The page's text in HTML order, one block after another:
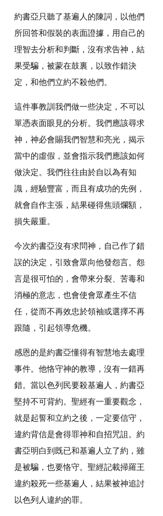
約書亞只聽了基遍人的陳詞，以他們
所回答和假裝的表面證據，用自己的
理智去分析和判斷，沒有求告神，結
果受騙，被蒙在鼓裏，以致作錯決
定，和他們立約不殺他們。
這件事教訓我們做一些決定，不可以
單憑表面眼見的分析。我們應該尋求
神，神必會賜我們智慧和亮光，揭示
當中的虛假，並會指示我們應該如何
做決定。我們往往由於自以為有知
識，經驗豐富，而且有成功的先例，
就會自作主張，結果碰得焦頭爛額，
損失嚴重。
今次約書亞沒有求問神，自己作了錯
誤的決定，引致會眾向他發怨言。怨
言是很可怕的，會帶來分裂、苦毒和
消極的意志，也會使會眾產生不信
任，從而不再效忠於領袖或選擇不再
跟隨，引起領導危機。
感恩的是約書亞懂得有智慧地去處理
事件。他恪守神的教導，沒有一錯再
錯。當以色列民要殺基遍人，約書亞
堅持不可背約。聖經有一重要觀念，
就是起誓和立約之後，一定要信守，
違約背信是會得罪神和自招咒詛。約
書亞明白到既已和基遍人立了約，雖
是被騙，也要恪守。聖經記載掃羅王
違約殺死一些基遍人，結果被神追討
以色列人違約的罪。